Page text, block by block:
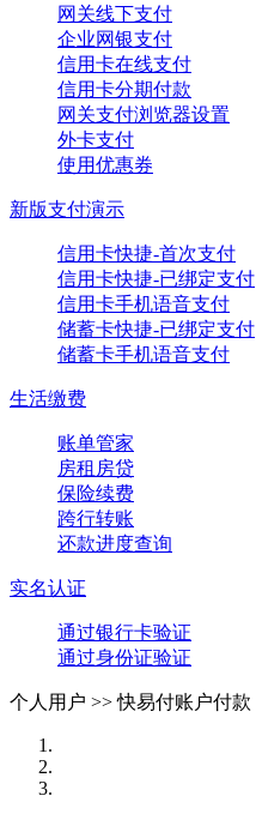
网关线下支付
企业网银支付
信用卡在线支付
信用卡分期付款
网关支付浏览器设置
外卡支付
使用优惠券
新版支付演示
信用卡快捷-首次支付
信用卡快捷-已绑定支付
信用卡手机语音支付
储蓄卡快捷-已绑定支付
储蓄卡手机语音支付
生活缴费
账单管家
房租房贷
保险续费
跨行转账
还款进度查询
实名认证
通过银行卡验证
通过身份证验证
个人用户 >>快易付账户付款